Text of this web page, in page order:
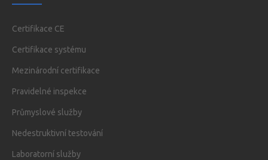
Certifikace CE
Certifikace systému
Mezinárodní certifikace
Pravidelné inspekce
Průmyslové služby
Nedestruktivní testování
Laboratorní služby